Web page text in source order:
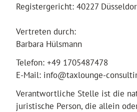
Registergericht: 40227
Vertreten durch:
Barbara Hülsmann
Telefon: +49 1705487478
E-Mail: info@taxlounge-
Verantwortliche Stelle ist die
juristische Person, die allein